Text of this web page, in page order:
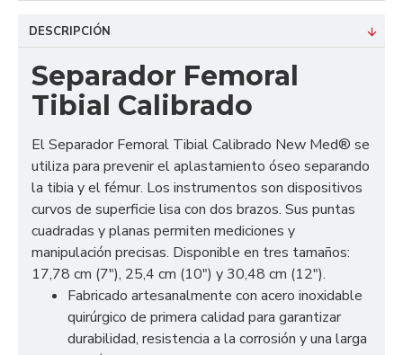
DESCRIPCIÓN
Separador Femoral
Tibial Calibrado
El Separador Femoral Tibial Calibrado New Med® se
utiliza para prevenir el aplastamiento óseo separando
la tibia y el fémur. Los instrumentos son dispositivos
curvos de superficie lisa con dos brazos. Sus puntas
cuadradas y planas permiten mediciones y
manipulación precisas. Disponible en tres tamaños:
17,78 cm (7"), 25,4 cm (10") y 30,48 cm (12").
Fabricado artesanalmente con acero inoxidable
quirúrgico de primera calidad para garantizar
durabilidad, resistencia a la corrosión y una larga